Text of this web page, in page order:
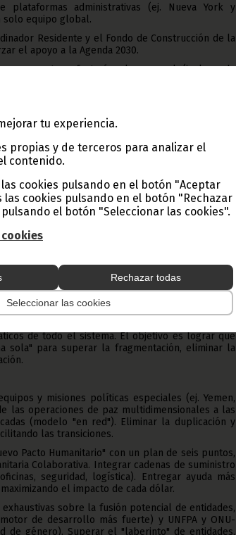
tu experiencia.
propias y de terceros para analizar el
contenido.
cookies pulsando en el botón "Aceptar
cookies pulsando en el botón "Rechazar
el botón "Seleccionar las cookies".
Rechazar todas
Seleccionar las cookies
plataformas administrativas (ej. Nueva York y
solo equipo global.
Residente y el Fondo de Construcción de la
el apoyo a la Agenda 2030.
propuestas afectarán al personal (incluyendo
un compromiso para apoyar a los colegas
a través de un grupo de trabajo ad hoc
de la ONU. La secretaría, dentro de su
iniciales para aumentar la eficiencia y la
de los registros de mandato y las
temas similares.
para mejorar la transparencia.
Paradigms: United to Deliver" (Cambio de
de 70 puntos de acción derivados de meses de
de todo el sistema. El objetivo es lograr que
sola" para superar la fragmentación, eliminar la
y misiones políticas especiales (ej. Yemen,
las operaciones de paz multidimensionales a las
(modelo "en red"). Eliminar la duplicación y
las transiciones.
Pacto Humanitario" con un plan de seis puntos,
Colaborativa. Integrar cadenas de suministro
seguridad, logística). Entregar ayuda más
el impacto de cada dólar.
sobre la fusión potencial de entidades,
de desarrollo más fuerte) y UNFPA y ONU-
de género). Superar el "laberinto" de entidades,